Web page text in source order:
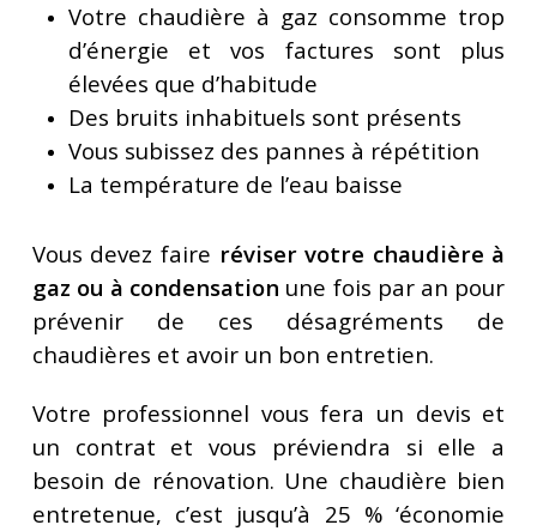
Votre chaudière à gaz consomme trop
d’énergie et vos factures sont plus
élevées que d’habitude
Des bruits inhabituels sont présents
Vous subissez des pannes à répétition
La température de l’eau baisse
Vous devez faire réviser votre chaudière à
gaz ou à condensation une fois par an pour
prévenir de ces désagréments de
chaudières et avoir un bon entretien.
Votre professionnel vous fera un devis et
un contrat et vous préviendra si elle a
besoin de rénovation. Une chaudière bien
entretenue, c’est jusqu’à 25 % ‘économie